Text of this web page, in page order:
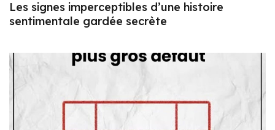
Les signes imperceptibles d’une histoire
sentimentale gardée secrète